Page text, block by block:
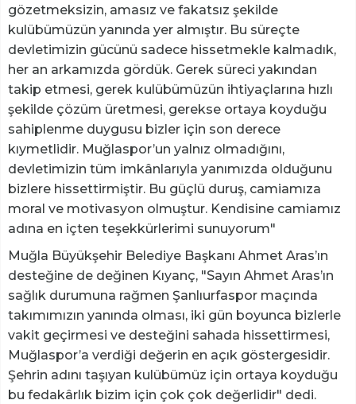
gözetmeksizin, amasız ve fakatsız şekilde
kulübümüzün yanında yer almıştır. Bu süreçte
devletimizin gücünü sadece hissetmekle kalmadık,
her an arkamızda gördük. Gerek süreci yakından
takip etmesi, gerek kulübümüzün ihtiyaçlarına hızlı
şekilde çözüm üretmesi, gerekse ortaya koyduğu
sahiplenme duygusu bizler için son derece
kıymetlidir. Muğlaspor’un yalnız olmadığını,
devletimizin tüm imkânlarıyla yanımızda olduğunu
bizlere hissettirmiştir. Bu güçlü duruş, camiamıza
moral ve motivasyon olmuştur. Kendisine camiamız
adına en içten teşekkürlerimi sunuyorum"
Muğla Büyükşehir Belediye Başkanı Ahmet Aras’ın
desteğine de değinen Kıyanç, "Sayın Ahmet Aras’ın
sağlık durumuna rağmen Şanlıurfaspor maçında
takımımızın yanında olması, iki gün boyunca bizlerle
vakit geçirmesi ve desteğini sahada hissettirmesi,
Muğlaspor’a verdiği değerin en açık göstergesidir.
Şehrin adını taşıyan kulübümüz için ortaya koyduğu
bu fedakârlık bizim için çok çok değerlidir" dedi.